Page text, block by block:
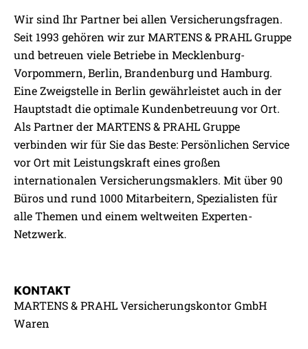
UNSER PARTNER
MARTENS & PRAHL
VERSICHERUNGSKONTOR
GMBH WAREN
Wir sind Ihr Partner bei allen Versicherungsfragen.
Seit 1993 gehören wir zur MARTENS & PRAHL Gruppe
und betreuen viele Betriebe in Mecklenburg-
Vorpommern, Berlin, Brandenburg und Hamburg.
Eine Zweigstelle in Berlin gewährleistet auch in der
Hauptstadt die optimale Kundenbetreuung vor Ort.
Als Partner der MARTENS & PRAHL Gruppe
verbinden wir für Sie das Beste: Persönlichen Service
vor Ort mit Leistungskraft eines großen
internationalen Versicherungsmaklers. Mit über 90
Büros und rund 1000 Mitarbeitern, Spezialisten für
alle Themen und einem weltweiten Experten-
Netzwerk.
KONTAKT
MARTENS & PRAHL Versicherungskontor GmbH
Waren